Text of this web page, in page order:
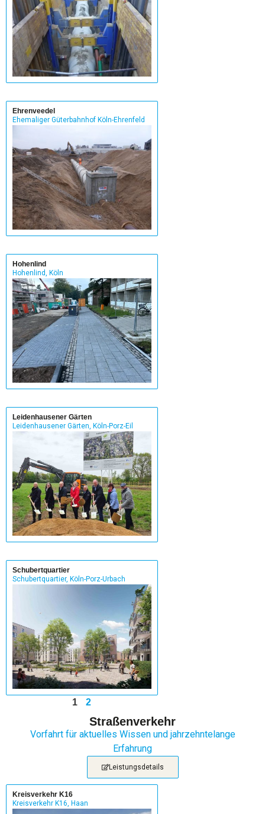
Ehrenveedel
Ehemaliger Güterbahnhof Köln-Ehrenfeld
Hohenlind
Hohenlind, Köln
Leidenhausener Gärten
Leidenhausener Gärten, Köln-Porz-Eil
Schubertquartier
Schubertquartier, Köln-Porz-Urbach
1 2
Straßenverkehr
Vorfahrt für aktuelles Wissen und jahrzehntelange
Erfahrung
Leistungsdetails
Kreisverkehr K16
Kreisverkehr K16, Haan